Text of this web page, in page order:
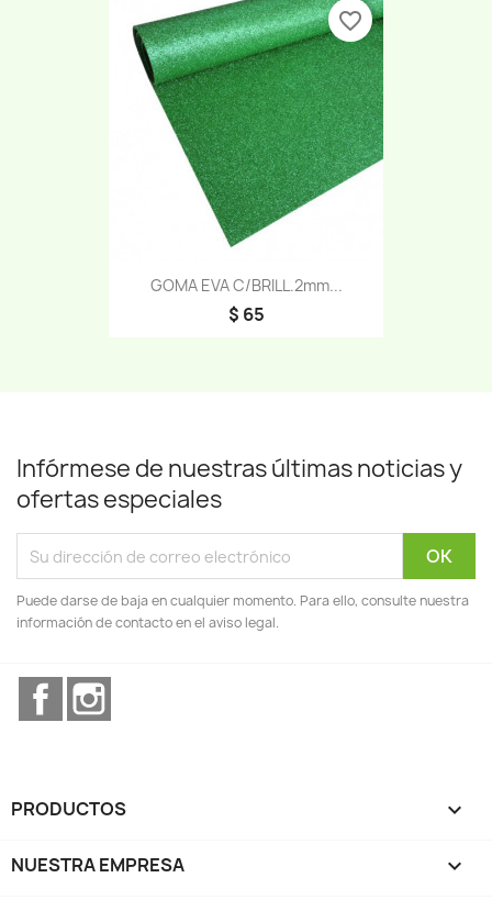
GOMA EVA C/BRILL.2mm...
$ 65
favorite_border
Infórmese de nuestras últimas noticias y
ofertas especiales
Puede darse de baja en cualquier momento. Para ello, consulte nuestra
información de contacto en el aviso legal.
Facebook
PRODUCTOS 
NUESTRA EMPRESA 